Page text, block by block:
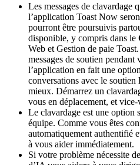
Les messages de clavardage
l’application Toast Now
pourront être poursuivis
disponible, y compris dans le
Web et Gestion de paie
messages de soutien pendant
l’application en fait une
conversations avec le
mieux. Démarrez un
vous en déplacement, et vice-
Le clavardage est une option
équipe. Comme vous êtes
automatiquement authentifié
à vous aider immédiatement.
Si votre problème nécessite